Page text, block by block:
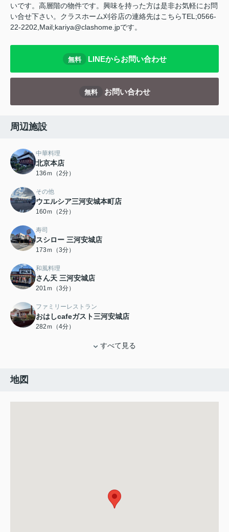
いです。高層階の物件です。興味を持った方は是非お気軽にお問
い合せ下さい。クラスホーム刈谷店の連絡先はこちらTEL;0566-
22-2202,Mail;kariya@clashome.jpです。
無料 LINEからお問い合わせ
無料 お問い合わせ
周辺施設
中華料理
北京本店
136ｍ（2分）
その他
ウエルシア三河安城本町店
160ｍ（2分）
寿司
スシロー 三河安城店
173ｍ（3分）
和風料理
さん天 三河安城店
201ｍ（3分）
ファミリーレストラン
おはしcafeガスト三河安城店
282ｍ（4分）
すべて見る
地図